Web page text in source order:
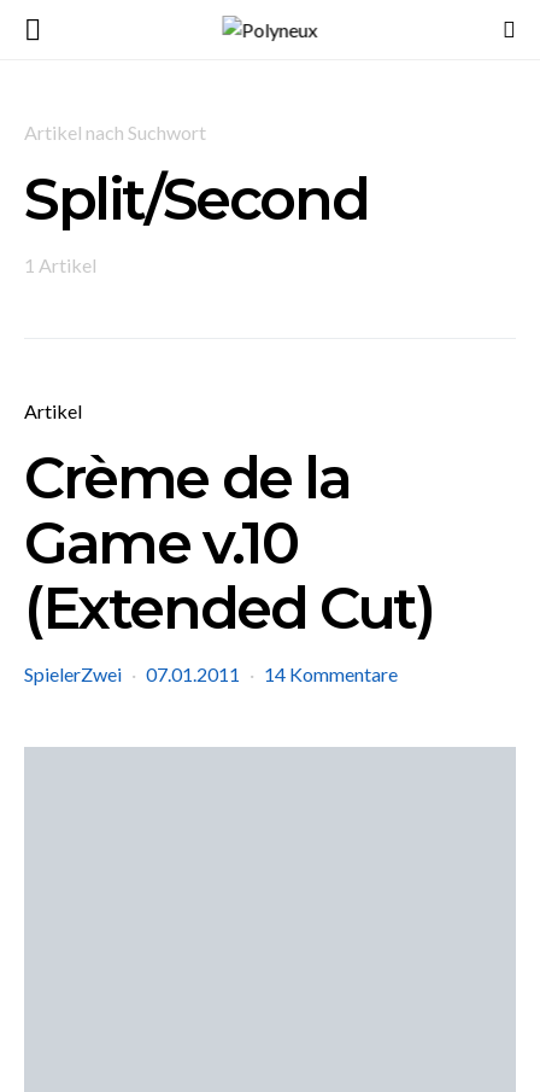
Artikel nach Suchwort
Split/Second
1 Artikel
Artikel
Crème de la
Game v.10
(Extended Cut)
SpielerZwei 07.01.2011 14 Kommentare